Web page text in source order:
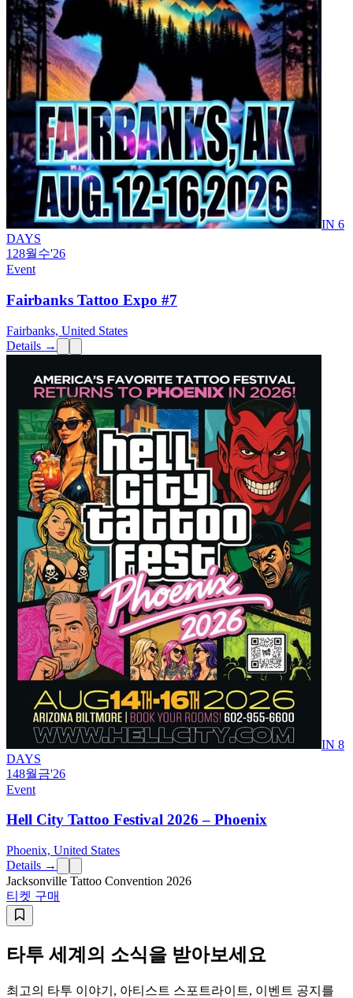
IN 6
DAYS
128월수'26
Event
Fairbanks Tattoo Expo #7
Fairbanks, United States
Details →
IN 8
DAYS
148월금'26
Event
Hell City Tattoo Festival 2026 – Phoenix
Phoenix, United States
Details →
Jacksonville Tattoo Convention 2026
티켓 구매
타투 세계의 소식을 받아보세요
최고의 타투 이야기, 아티스트 스포트라이트, 이벤트 공지를